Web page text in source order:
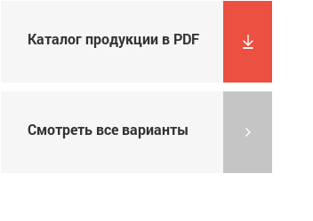
Каталог продукции в PDF
Смотреть все варианты